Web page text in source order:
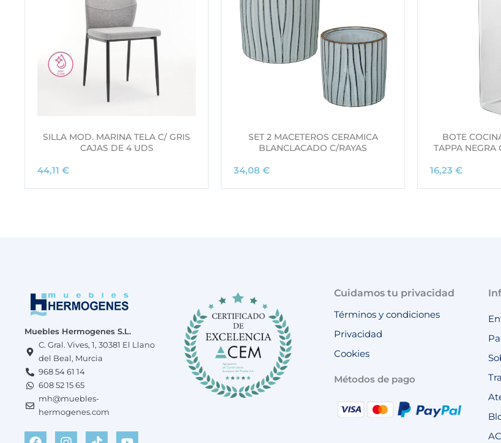
SILLA MOD. MARINA TELA C/ GRIS
CAJAS DE 4 UDS
44,11 €
SET 2 MACETEROS CERAMICA
BLANCLACADO C/RAYAS
34,08 €
BOTE
TAPPA NEGRA
16,23 €
Muebles Hermogenes S.L.
C. Gral. Vives, 1, 30381 El Llano
del Beal, Murcia
968 54 61 14
608 52 15 65
mh@muebles-
hermogenes.com
F
a
I
n
T
i
Y
o
W
h
Cuidamos tu privacidad
Términos y condiciones
Privacidad
Cookies
Métodos de pago